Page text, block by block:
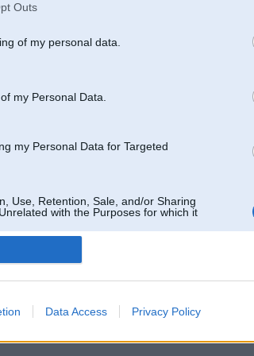
Outs
of my personal data.
my Personal Data.
my Personal Data for Targeted
Use, Retention, Sale, and/or Sharing
with the Purposes for which it
Data Access Privacy Policy